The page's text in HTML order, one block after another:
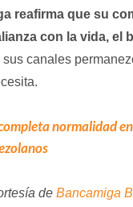
reafirma que su
con la vida, el
canales
normalidad
de Bancamiga